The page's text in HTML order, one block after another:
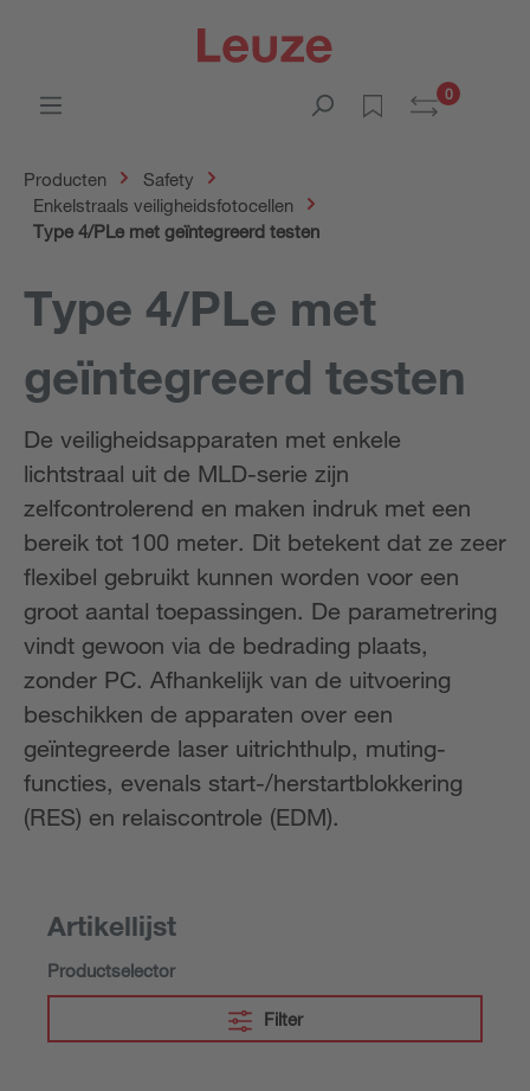
0
Producten
Safety
Enkelstraals veiligheidsfotocellen
Type 4/PLe met geïntegreerd testen
Type 4/PLe met
geïntegreerd testen
De veiligheidsapparaten met enkele
lichtstraal uit de MLD-serie zijn
zelfcontrolerend en maken indruk met een
bereik tot 100 meter. Dit betekent dat ze zeer
flexibel gebruikt kunnen worden voor een
groot aantal toepassingen. De parametrering
vindt gewoon via de bedrading plaats,
zonder PC. Afhankelijk van de uitvoering
beschikken de apparaten over een
geïntegreerde laser uitrichthulp, muting-
functies, evenals start-/herstartblokkering
(RES) en relaiscontrole (EDM).
Artikellijst
Productselector
Filter